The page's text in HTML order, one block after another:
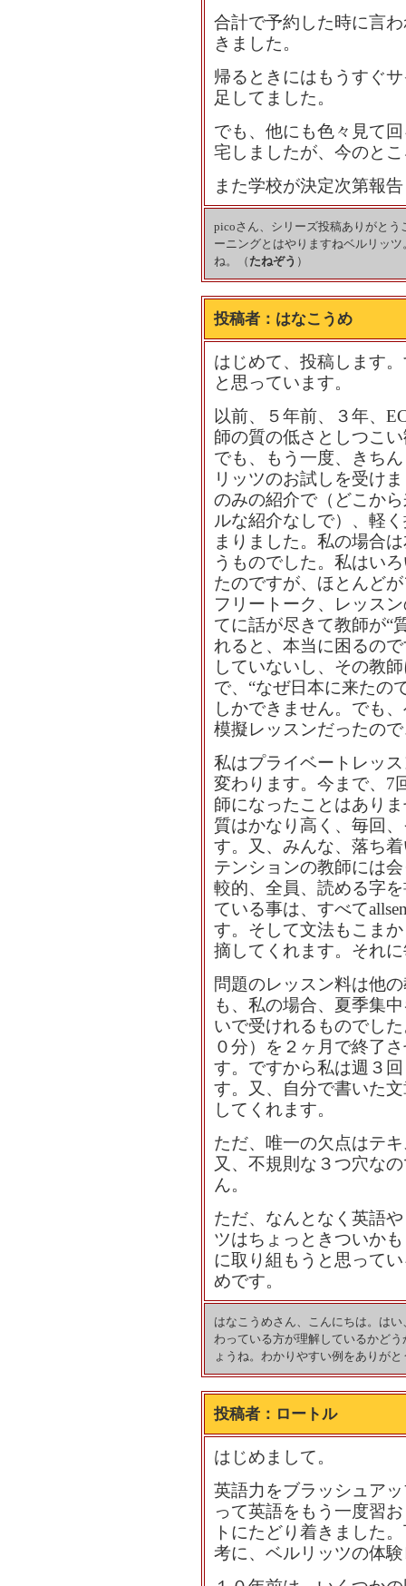
合計で予約した時に言
きました。
帰るときにはもうすぐ
足してました。
でも、他にも色々見て
宅しましたが、今のと
また学校が決定次第報
picoさん、シリーズ投稿ありがと
ーニングとはやりますねベルリッ
ね。（たねぞう ）
投稿者： はなこうめ
はじめて、投稿します
と思っています。
以前、５年前、３年、
師の質の低さとしつこ
でも、もう一度、きち
リッツのお試しを受け
のみの紹介で（どこか
ルな紹介なしで）、軽
まりました。私の場合
うものでした。私はい
たのですが、ほとんど
フリートーク、レッス
てに話が尽きて教師が“
れると、本当に困るの
していないし、その教
で、“なぜ日本に来たの
しかできません。でも
模擬レッスンだったの
私はプライベートレッ
変わります。今まで、7
師になったことはあり
質はかなり高く、毎回
す。又、みんな、落ち
テンションの教師には
較的、全員、読める字
ている事は、すべて
す。そして文法もこま
摘してくれます。それ
問題のレッスン料は他
も、私の場合、夏季集
いで受けれるものでし
０分）を２ヶ月で終了
す。ですから私は週３
す。又、自分で書いた
してくれます。
ただ、唯一の欠点はテ
又、不規則な３つ穴な
ん。
ただ、なんとなく英語
ツはちょっときついか
に取り組もうと思って
めです。
はなこうめさん、こんにちは。は
わっている方が理解しているかど
ょうね。わかりやすい例をありが
投稿者： ロートル
はじめまして。
英語力をブラッシュア
って英語をもう一度習
トにたどり着きました
考に、ベルリッツの体